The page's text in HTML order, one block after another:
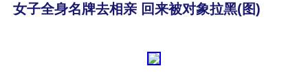
女子全身名牌去相亲 回来被对象拉黑(图)